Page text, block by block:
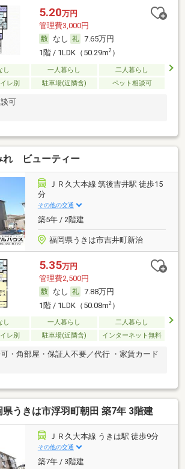
5.20万円
管理費3,000円
なし
7.65万円
1階 / 1LDK（50.29m2）
し 一人暮らし
二人暮らし
レ別
駐車場(近隣含) ペット相談可
可
れ ビューティー
ＪＲ久大本線 筑後吉井駅 徒歩15
分
その他の交通
築5年 / 2階建
福岡県うきは市吉井町新治
5.35万円
管理費2,500円
なし
7.88万円
1階 / 1LDK（50.08m2）
し 一人暮らし
二人暮らし
レ別
駐車場(近隣含) インターネット無料
・角部屋・保証人不要／代行 ・家賃カード
県うきは市浮羽町朝田 築7年 3階建
ＪＲ久大本線 うきは駅 徒歩9分
その他の交通
築7年 / 3階建